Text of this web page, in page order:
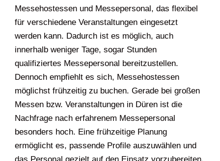
Messehostessen und Messepersonal, das flexibel
für verschiedene Veranstaltungen eingesetzt
werden kann. Dadurch ist es möglich, auch
innerhalb weniger Tage, sogar Stunden
qualifiziertes Messepersonal bereitzustellen.
Dennoch empfiehlt es sich, Messehostessen
möglichst frühzeitig zu buchen. Gerade bei großen
Messen bzw. Veranstaltungen in Düren ist die
Nachfrage nach erfahrenem Messepersonal
besonders hoch. Eine frühzeitige Planung
ermöglicht es, passende Profile auszuwählen und